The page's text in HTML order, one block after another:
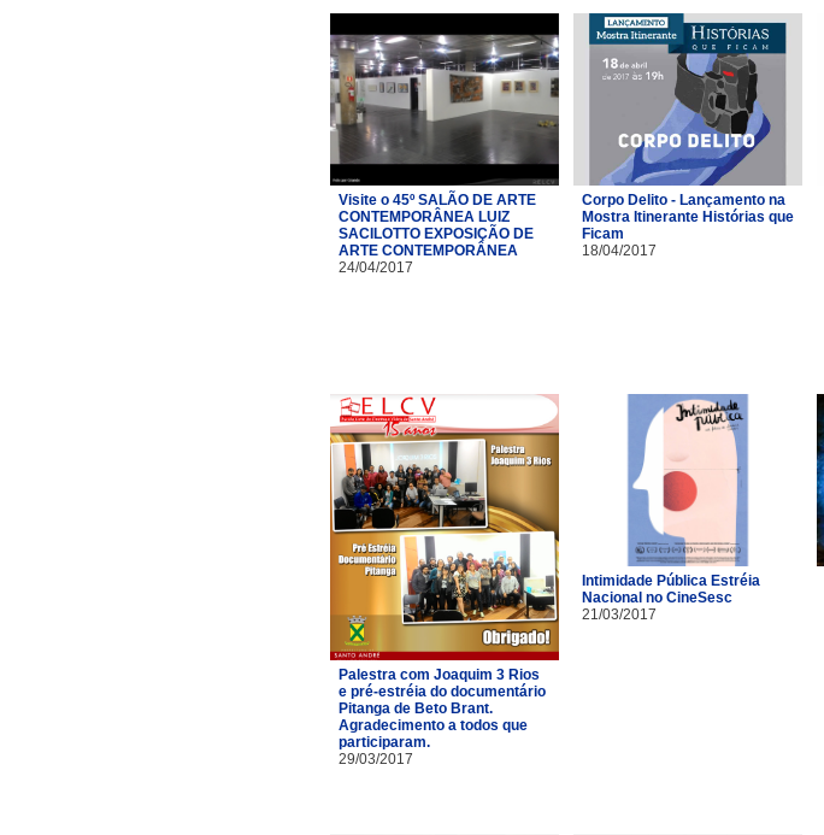
Visite o 45º SALÃO DE ARTE
CONTEMPORÂNEA LUIZ
SACILOTTO EXPOSIÇÃO DE
ARTE CONTEMPORÂNEA
24/04/2017
Corpo Delito - Lançamento na
Mostra Itinerante Histórias que
Ficam
18/04/2017
Palestra com Joaquim 3 Rios
e pré-estréia do documentário
Pitanga de Beto Brant.
Agradecimento a todos que
participaram.
29/03/2017
Intimidade Pública Estréia
Nacional no CineSesc
21/03/2017